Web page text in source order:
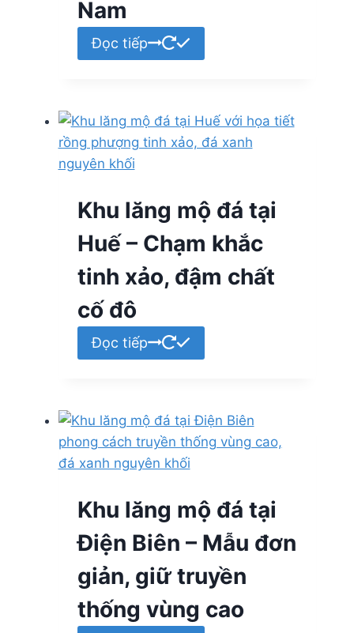
Nam
Đọc tiếp
Khu lăng mộ đá tại
Huế – Chạm khắc
tinh xảo, đậm chất
cố đô
Đọc tiếp
Khu lăng mộ đá tại
Điện Biên – Mẫu đơn
giản, giữ truyền
thống vùng cao